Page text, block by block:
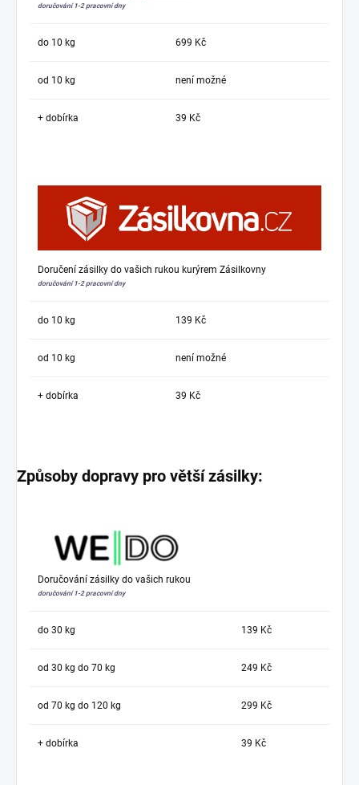
doručování 1-2 pracovní dny
do 10 kg 699 Kč
od 10 kg není možné
+ dobírka 39 Kč
Doručení zásilky do vašich rukou kurýrem Zásilkovny
doručování 1-2 pracovní dny
do 10 kg 139 Kč
od 10 kg není možné
+ dobírka 39 Kč
Způsoby dopravy pro větší zásilky:
Doručování zásilky do vašich rukou
doručování 1-2 pracovní dny
do 30 kg 139 Kč
od 30 kg do 70 kg 249 Kč
od 70 kg do 120 kg 299 Kč
+ dobírka 39 Kč